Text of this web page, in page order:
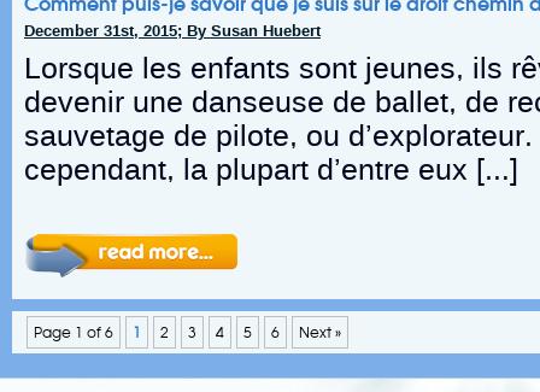
December 31st, 2015; By Susan Huebert
Lorsque les enfants sont jeunes, ils
devenir une danseuse de ballet, de
sauvetage de pilote, ou
cependant, la plupart d’entre eux […]
Page 1 of 6 1 2 3 4 5 6 Next »